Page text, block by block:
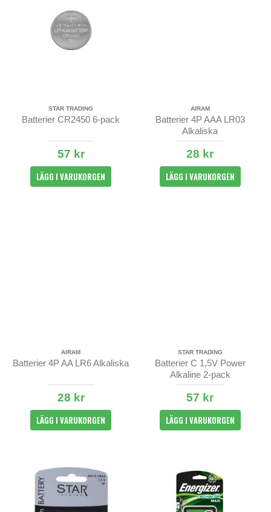
STAR TRADING
Batterier CR2450 6-pack
57 kr
LÄGG I VARUKORGEN
AIRAM
Batterier 4P AAA LR03
Alkaliska
28 kr
LÄGG I VARUKORGEN
AIRAM
Batterier 4P AA LR6 Alkaliska
28 kr
LÄGG I VARUKORGEN
STAR TRADING
Batterier C 1,5V Power
Alkaline 2-pack
57 kr
LÄGG I VARUKORGEN